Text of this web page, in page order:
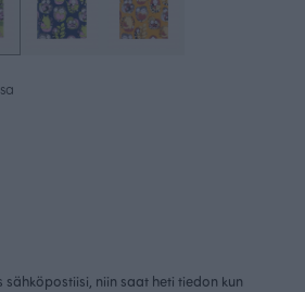
niin saat heti tiedon kun